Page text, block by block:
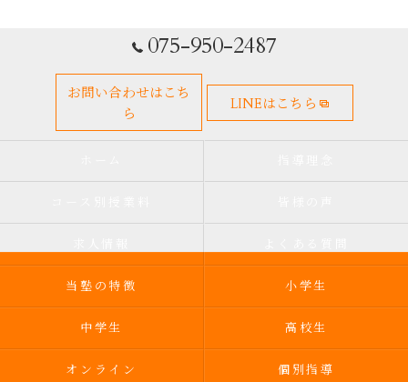
075-950-2487
お問い合わせはこち
ら
LINEはこちら
当塾の特徴 小学生
中学生 高校生
オンライン 個別指導